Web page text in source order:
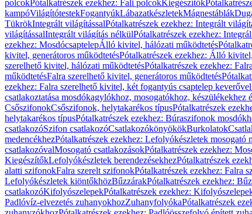
polcokPótalkatrészek ezekhez: Fali polcokKiegészítők
kampóVilágítótestekFogantyúkLábazatkészletekMágnestáblák
TükrökIntegrált világítássalPótalkatrészek ezekhez: Integrált
világítássalIntegrált világítás nélkülPótalkatrészek ezekhez:
ezekhez: MosdócsaptelepÁlló kivitel, hálózati működtetés
kivitel, generátoros működtetésPótalkatrészek ezekhez: Álló
szerelhető kivitel, hálózati működtetésPótalkatrészek ezekhez:
működtetésFalra szerelhető kivitel, generátoros működtetés
ezekhez: Falra szerelhető kivitel, két fogantyús csaptelep keverővel
csatlakoztatása mosdókagylókhoz, mosogatókhoz, készülékekhez
CsőszifonokCsőszifonok, helytakarékos típusPótalkatrészek
helytakarékos típusPótalkatrészek ezekhez: Búraszifonok
csatlakozóSzifon csatlakozóCsatlakozókönyökökBurkolatok
medencékhezPótalkatrészek ezekhez: Lefolyókészletek mosogató
csatlakozóvalMosogató csatlakozásokPótalkatrészek ezekhez:
KiegészítőkLefolyókészletek berendezésekhezPótalkatrészek
alatti szifonokFalra szerelt szifonokPótalkatrészek ezekhez: Falra
Lefolyókészletek kiöntőkhözBűzzárakPótalkatrészek ezekhez:
csatlakozóKifolyószelepekPótalkatrészek ezekhez:
Padlóvíz-elvezetés zuhanyokhozZuhanyfolyókaPótalkatrészek